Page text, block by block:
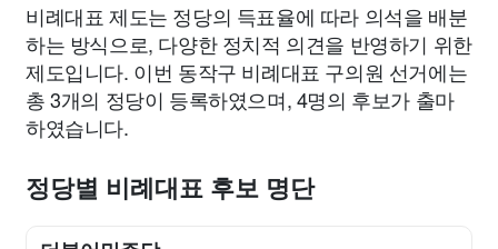
비례대표 제도는 정당의 득표율에 따라 의석을 배분
하는 방식으로, 다양한 정치적 의견을 반영하기 위한
제도입니다. 이번 동작구 비례대표 구의원 선거에는
총 3개의 정당이 등록하였으며, 4명의 후보가 출마
하였습니다.
정당별 비례대표 후보 명단